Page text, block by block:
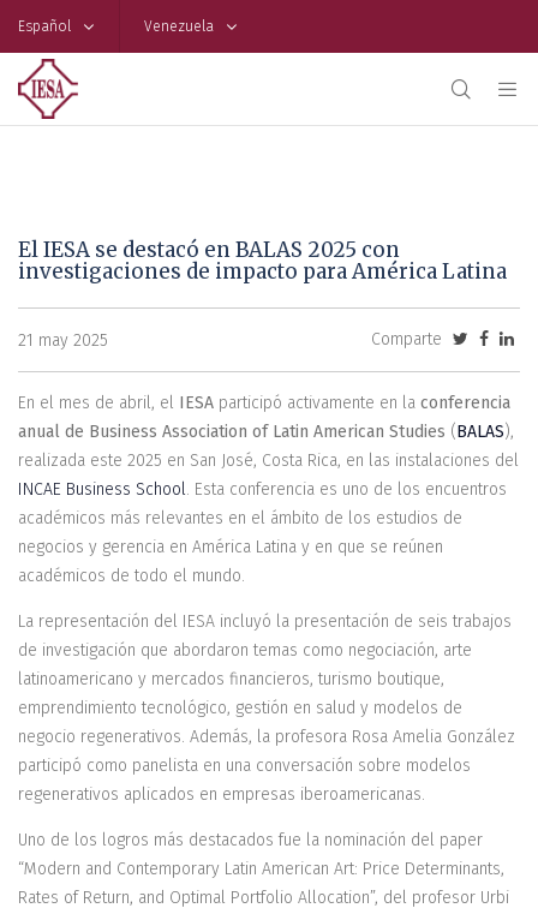
Español Venezuela
El IESA se destacó en BALAS 2025 con
investigaciones de impacto para América Latina
21 may 2025 Comparte
En el mes de abril, el IESA participó activamente en la conferencia
anual de Business Association of Latin American Studies (BALAS),
realizada este 2025 en San José, Costa Rica, en las instalaciones del
INCAE Business School. Esta conferencia es uno de los encuentros
académicos más relevantes en el ámbito de los estudios de
negocios y gerencia en América Latina y en que se reúnen
académicos de todo el mundo.
La representación del IESA incluyó la presentación de seis trabajos
de investigación que abordaron temas como negociación, arte
latinoamericano y mercados financieros, turismo boutique,
emprendimiento tecnológico, gestión en salud y modelos de
negocio regenerativos. Además, la profesora Rosa Amelia González
participó como panelista en una conversación sobre modelos
regenerativos aplicados en empresas iberoamericanas.
Uno de los logros más destacados fue la nominación del paper
“Modern and Contemporary Latin American Art: Price Determinants,
Rates of Return, and Optimal Portfolio Allocation”, del profesor Urbi